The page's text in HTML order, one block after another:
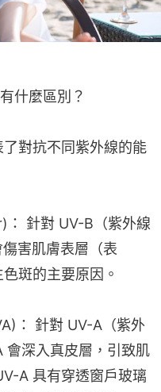
什麼區別？
對抗不同紫外線的能
針對 UV-B（紫外線
害肌膚表層（表
斑的主要原因。
： 針對 UV-A（紫外
會深入真皮層，引致肌
A 具有穿透窗戶玻璃